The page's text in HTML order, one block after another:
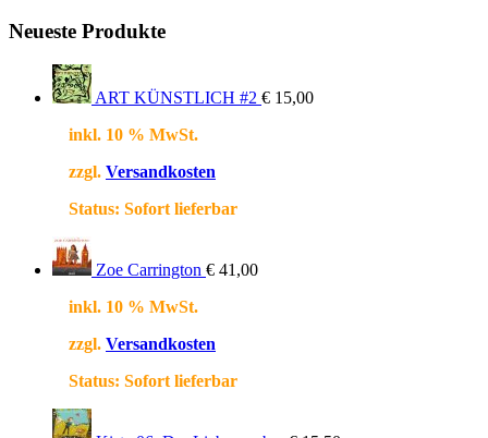
Neueste Produkte
ART KÜNSTLICH #2 € 15,00
inkl. 10 % MwSt.
zzgl. Versandkosten
Status: Sofort lieferbar
Zoe Carrington € 41,00
inkl. 10 % MwSt.
zzgl. Versandkosten
Status: Sofort lieferbar